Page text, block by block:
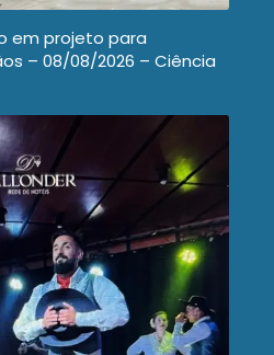
em projeto para
– 08/08/2026 – Ciência